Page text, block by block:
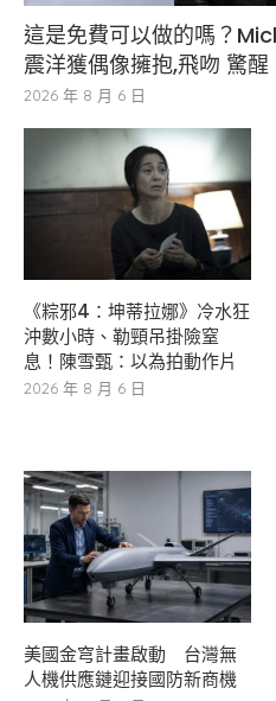
這是免費可以做的嗎？
震洋獲偶像擁抱,飛吻 驚醒
2026 年 8 月 6 日
《粽邪4：坤蒂拉娜》冷水狂
沖數小時、勒頸吊掛險窒
息！陳雪甄：以為拍動作片
2026 年 8 月 6 日
美國金穹計畫啟動 台灣無
人機供應鏈迎接國防新商機